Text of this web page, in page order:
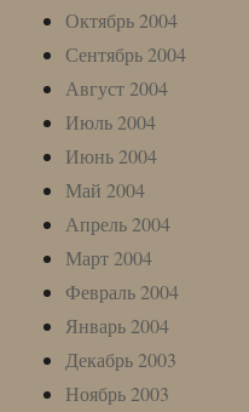
Октябрь 2004
Сентябрь 2004
Август 2004
Июль 2004
Июнь 2004
Май 2004
Апрель 2004
Март 2004
Февраль 2004
Январь 2004
Декабрь 2003
Ноябрь 2003